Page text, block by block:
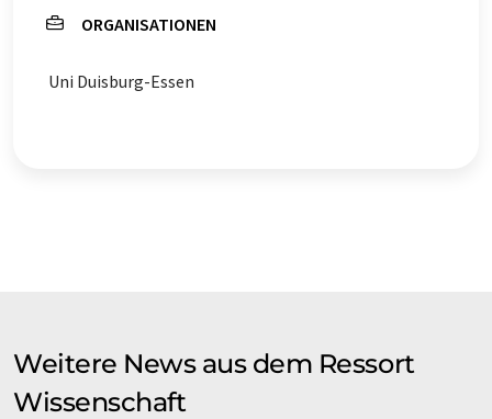
ORGANISATIONEN
Uni Duisburg-Essen
Weitere News aus dem Ressort
Wissenschaft